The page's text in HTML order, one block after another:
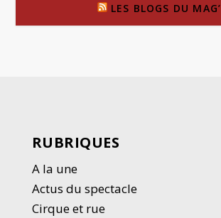
LES BLOGS DU MAG’
RUBRIQUES
A la une
Actus du spectacle
Cirque et rue